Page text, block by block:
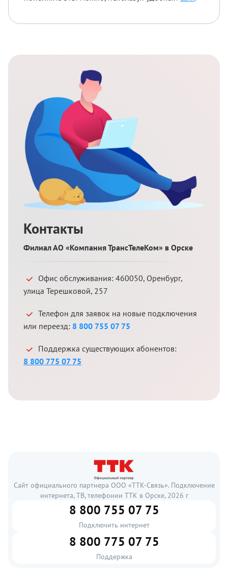
Контакты
Филиал АО «Компания ТрансТелеКом» в Орске
Офис обслуживания: 460050, Оренбург,
улица Терешковой, 257
Телефон для заявок на новые подключения
или переезд: 8 800 755 07 75
Поддержка существующих абонентов:
8 800 775 07 75
Сайт официального партнера ООО «ТТК-Связь». Подключение
интернета, ТВ, телефонии ТТК в Орске, 2026 г
8 800 755 07 75
Подключить интернет
8 800 775 07 75
Поддержка